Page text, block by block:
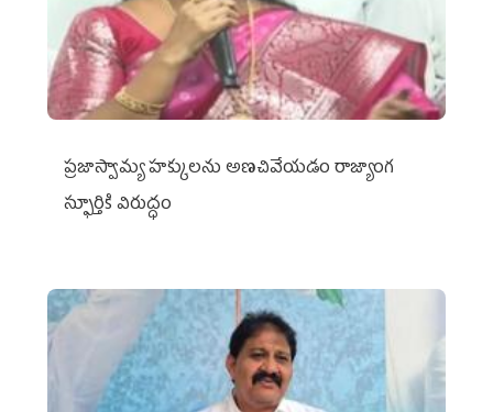
ప్రజాస్వామ్య హక్కులను అణచివేయడం రాజ్యాంగ
స్ఫూర్తికి విరుద్ధం